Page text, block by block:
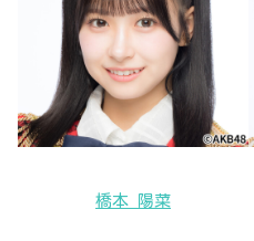
橋本 陽菜